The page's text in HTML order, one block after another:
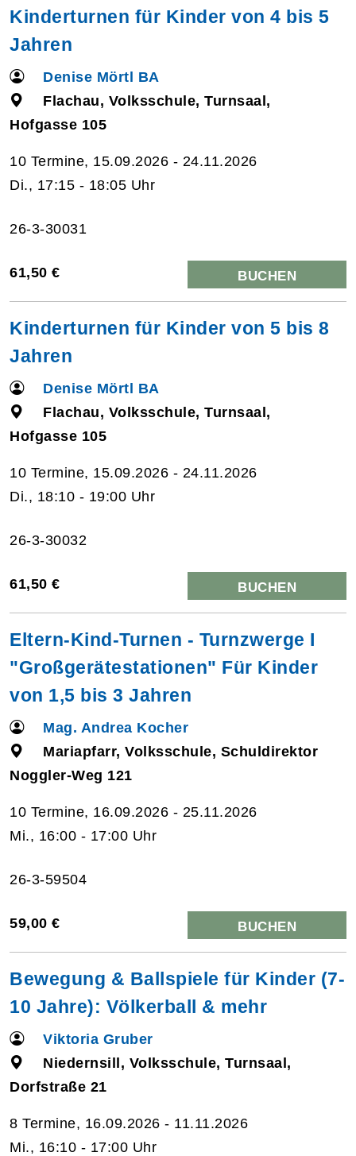
Kinderturnen für Kinder von 4 bis 5
Jahren
Denise Mörtl BA
Flachau, Volksschule, Turnsaal,
Hofgasse 105
10 Termine, 15.09.2026 - 24.11.2026
Di., 17:15 - 18:05 Uhr
26-3-30031
61,50 € BUCHEN
Kinderturnen für Kinder von 5 bis 8
Jahren
Denise Mörtl BA
Flachau, Volksschule, Turnsaal,
Hofgasse 105
10 Termine, 15.09.2026 - 24.11.2026
Di., 18:10 - 19:00 Uhr
26-3-30032
61,50 € BUCHEN
Eltern-Kind-Turnen - Turnzwerge I
"Großgerätestationen" Für Kinder
von 1,5 bis 3 Jahren
Mag. Andrea Kocher
Mariapfarr, Volksschule, Schuldirektor
Noggler-Weg 121
10 Termine, 16.09.2026 - 25.11.2026
Mi., 16:00 - 17:00 Uhr
26-3-59504
59,00 € BUCHEN
Bewegung & Ballspiele für Kinder (7-
10 Jahre): Völkerball & mehr
Viktoria Gruber
Niedernsill, Volksschule, Turnsaal,
Dorfstraße 21
8 Termine, 16.09.2026 - 11.11.2026
Mi., 16:10 - 17:00 Uhr